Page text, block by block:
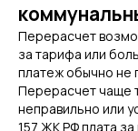
Перерасчет
за тарифа или
платеж обычно не
Перерасчет чаще
неправильно или
157 ЖК РФ плата